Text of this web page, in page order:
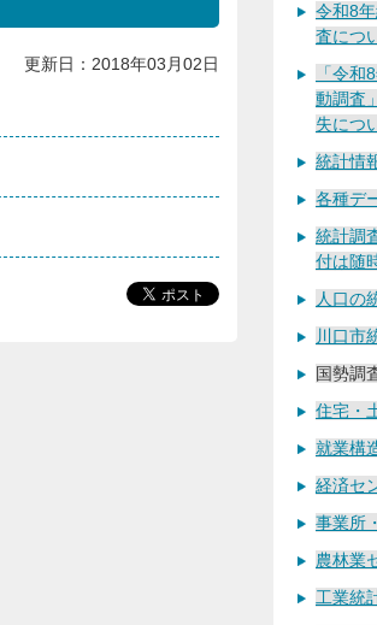
更新日：2018年03月02日
令和8
査につ
「令
動調査
失につ
統計情
各種デ
統計調
付は随
人口の
川口市
国勢調
住宅・
就業構
経済セ
事業所
農林業
工業統